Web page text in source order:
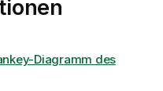
Diagramm des